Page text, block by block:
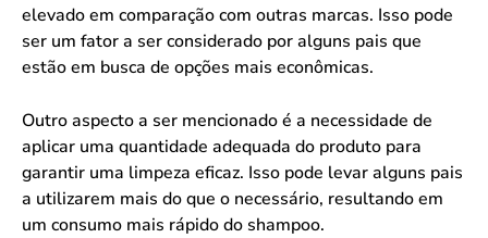
elevado em comparação com outras marcas. Isso pode
ser um fator a ser considerado por alguns pais que
estão em busca de opções mais econômicas.
Outro aspecto a ser mencionado é a necessidade de
aplicar uma quantidade adequada do produto para
garantir uma limpeza eficaz. Isso pode levar alguns pais
a utilizarem mais do que o necessário, resultando em
um consumo mais rápido do shampoo.